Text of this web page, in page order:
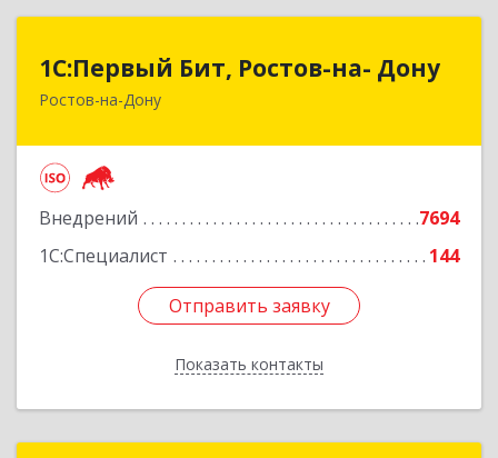
1С:Первый Бит, Ростов-на- Дону
Ростов-на-Дону
Внедрений
7694
1С:Специалист
144
Отправить заявку
Показать контакты
1С:Первый Бит, Ростов-на- Дону
344091, Ростовская обл, Ростов-на-Дону г,
Отправить заявку
Назад